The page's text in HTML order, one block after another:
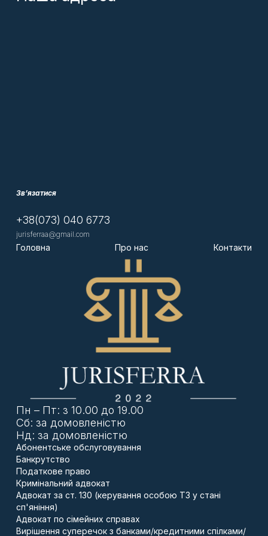
злочину
Якщо є загроза, що майно може бути
приховане, або відчужене
З метоюзабезпечення майнових вимог
потерпілого
(наприклад, відшкодування збитків).
Підстави для повернення арештованого майна
Майно може бути повернене власнику, якщо:
Арешт скасований або знятийорганом, який
його накладав (слідчим, прокурором, судом).
Відсутні підстави для збереження
скасування підозри, звільнення від кримінальної
відповідальності).
Майно не є речовим доказом
конфіскації.
Інтереси слідства не постраждають
повернення майна.
Як повернути арештоване майно?
Звернутися із
слідчого, прокурора або суду про повернення
майна.
У заяві викласти обґрунтування, чому арешт має
бути знятий (наприклад, відсутність підстав для
арешту).
Зв’язатися
+38(073) 040 6773
jurisferraa@gmail.com
Головна Про нас Контакти
Пн – Пт: з 10.00 до 19.00
Сб: за домовленістю
Нд: за домовленістю
Абонентське обслуговування
Банкрутство
Податкове право
Кримінальний адвокат
Адвокат за ст. 130 (керування особою ТЗ у стані
сп'яніння)
Адвокат по сімейних справах
Вирішення суперечок з банками/кредитними спілками/